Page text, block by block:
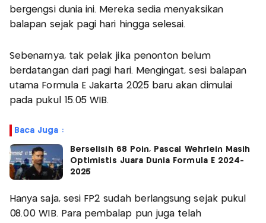
bergengsi dunia ini. Mereka sedia menyaksikan
balapan sejak pagi hari hingga selesai.
Sebenarnya, tak pelak jika penonton belum
berdatangan dari pagi hari. Mengingat, sesi balapan
utama Formula E Jakarta 2025 baru akan dimulai
pada pukul 15.05 WIB.
Baca Juga :
Berselisih 68 Poin, Pascal Wehrlein Masih
Optimistis Juara Dunia Formula E 2024-
2025
Hanya saja, sesi FP2 sudah berlangsung sejak pukul
08.00 WIB. Para pembalap pun juga telah